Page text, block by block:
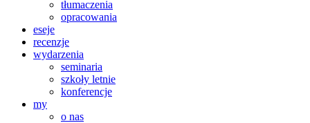
tłumaczenia
opracowania
eseje
recenzje
wydarzenia
seminaria
szkoły letnie
konferencje
my
o nas